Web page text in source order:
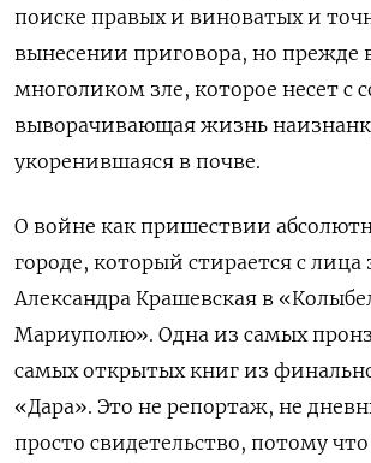
поиске правых и виноватых и
вынесении приговора, но прежде
многоликом зле, которое несет с
выворачивающая жизнь
укоренившаяся в почве.
О войне как пришествии
городе, который стирается с
Александра Крашевская в
Мариуполю». Одна из самых
самых открытых книг из
«Дара». Это не репортаж, не
просто свидетельство, потому